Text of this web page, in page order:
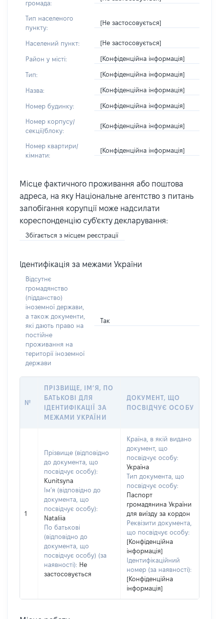
громада:
Тип населеного
пункту:
[Не застосовується]
Населений пункт: [Не застосовується]
Район у місті: [Конфіденційна інформація]
Тип: [Конфіденційна інформація]
Назва: [Конфіденційна інформація]
Номер будинку: [Конфіденційна інформація]
Номер корпусу/
секції/блоку:
[Конфіденційна інформація]
Номер квартири/
кімнати:
[Конфіденційна інформація]
Місце фактичного проживання або поштова
адреса, на яку Національне агентство з питань
запобігання корупції може надсилати
кореспонденцію суб'єкту декларування:
Збігається з місцем реєстрації
Ідентифікація за межами України
Відсутнє
громадянство
(підданство)
іноземної держави,
а також документи,
які дають право на
постійне
проживання на
території іноземної
держави
Так
№
ПРІЗВИЩЕ, ІМ’Я, ПО
БАТЬКОВІ ДЛЯ
ІДЕНТИФІКАЦІЇ ЗА
МЕЖАМИ УКРАЇНИ
ДОКУМЕНТ, ЩО
ПОСВІДЧУЄ ОСОБУ
1
Прізвище (відповідно
до документа, що
посвідчує особу):
Kunitsyna
Ім’я (відповідно до
документа, що
посвідчує особу):
Nataliia
По батькові
(відповідно до
документа, що
посвідчує особу) (за
наявності): Не
застосовується
Країна, в якій видано
документ, що
посвідчує особу:
Україна
Тип документа, що
посвідчує особу:
Паспорт
громадянина України
для виїзду за кордон
Реквізити документа,
що посвідчує особу:
[Конфіденційна
інформація]
Ідентифікаційний
номер (за наявності):
[Конфіденційна
інформація]